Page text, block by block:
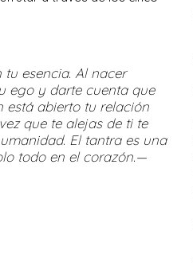
esencia. Al nacer
ego y darte cuenta que
está abierto tu relación
que te alejas de ti te
El tantra es una
todo en el corazón.—